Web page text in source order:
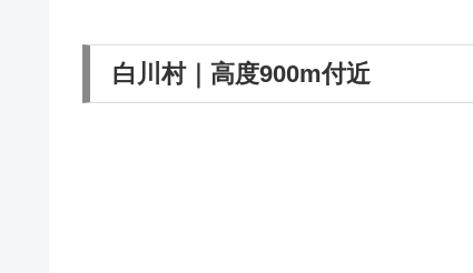
白川村｜高度900m付近